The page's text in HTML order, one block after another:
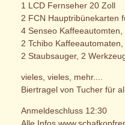
1 LCD Fernseher 20 Zoll
2 FCN Hauptribünekarten
4 Senseo Kaffeeautomten,
2 Tchibo Kaffeeautomaten,
2 Staubsauger, 2
vieles, vieles, mehr....
Biertragel von Tucher für
Anmeldeschluss 12:30